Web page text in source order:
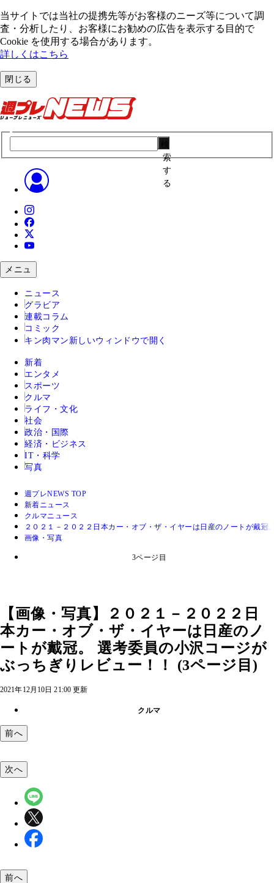
当サイトでは当社の提携先等がお客様のニーズ等について調
査・分析したり、お客様にお勧めの広告を表⽰する⽬的で
Cookie を使⽤する場合があります。
詳しくはこちら
閉じる
索
す
る
メニュ
ニュース
グラビア
連載コラム
コミック
キン肉マン 新しいウィンドウで開く
新着
エンタメ
スポーツ
クルマ
ライフ・文化
社会
政治・国際
経済・ビジネス
IT・科学
写真
週プレNEWS TOP
新着ニュース
クルマニュース
２０２１－２０２２日本カー・オブ・ザ・イヤーは日産のノートが戴
画像・写真
3ページ目
【画像・写真】２０２１－２０２２日
本カー・オブ・ザ・イヤーは日産のノ
ートが戴冠。 選考委員の小沢コージが
ぶっちぎりレビュー！！ (3ページ目)
2021年12月10日 21:00 更新
クルマ
前へ
次へ
前へ